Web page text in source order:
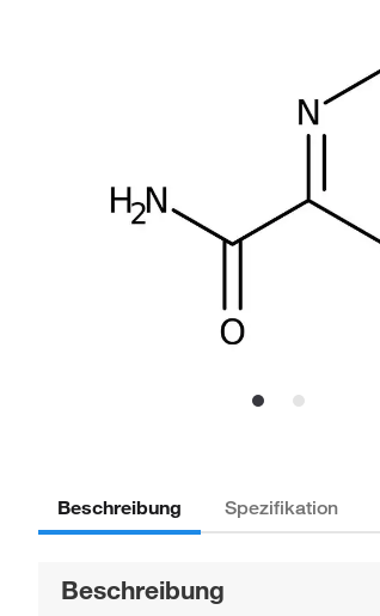
Beschreibung Spezifikation
Beschreibung